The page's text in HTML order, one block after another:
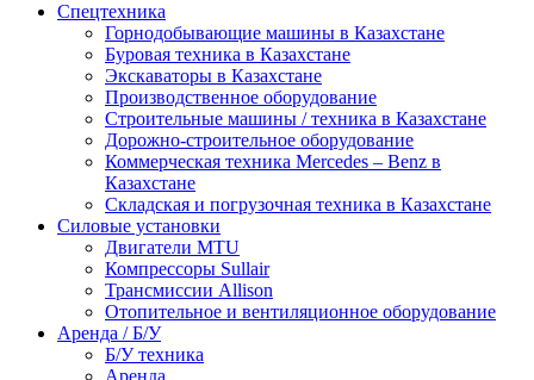
Спецтехника
Горнодобывающие машины в Казахстане
Буровая техника в Казахстане
Экскаваторы в Казахстане
Производственное оборудование
Строительные машины / техника в Казахстане
Дорожно-строительное оборудование
Коммерческая техника Mercedes – Benz в
Казахстане
Складская и погрузочная техника в Казахстане
Силовые установки
Двигатели MTU
Компрессоры Sullair
Трансмиссии Allison
Отопительное и вентиляционное оборудование
Аренда / Б/У
Б/У техника